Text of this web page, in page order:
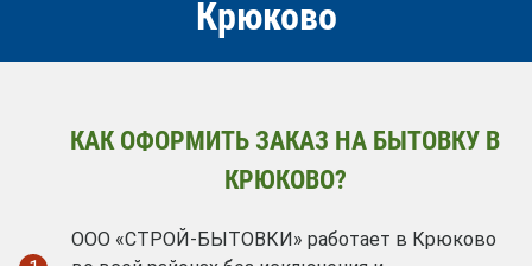
Крюково
КАК ОФОРМИТЬ ЗАКАЗ НА БЫТОВКУ В
КРЮКОВО?
ООО «СТРОЙ-БЫТОВКИ» работает в Крюково